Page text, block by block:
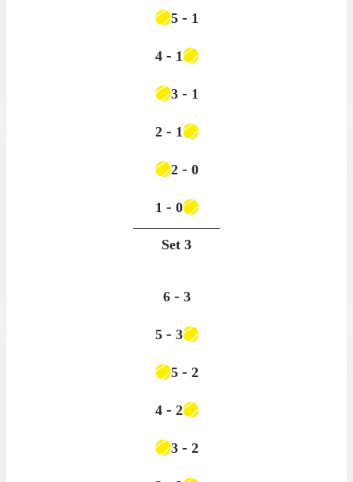
5 - 1
4 - 1
3 - 1
2 - 1
2 - 0
1 - 0
Set 3
6 - 3
5 - 3
5 - 2
4 - 2
3 - 2